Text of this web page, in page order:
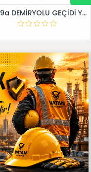
T-29a DEMİRYOLU GEÇİDİ YAKLAŞIM LEVHALARI (Sağ)